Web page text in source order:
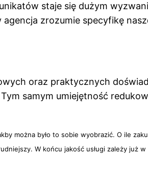
staje się dużym
zrozumie specyfikę
oraz praktycznych
samym umiejętność
można było to sobie wyobrazić. O ile
W końcu jakość usługi zależy już